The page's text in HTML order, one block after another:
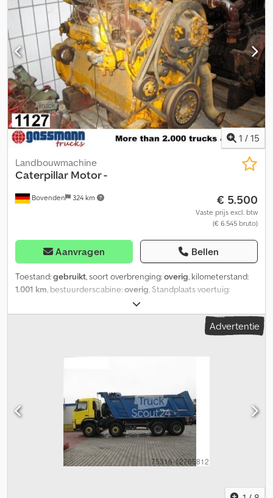
1 / 15
Bovenden 324 km
Landbouwmachine
Caterpillar Motor -
€ 5.500
Vaste prijs excl. btw
(€ 6.545 bruto)
Aanvragen Bellen
Toestand:gebruikt, soort overbrenging:overig, kilometerstand:
1.001 km , bestuurderscabine:overig , Standplaats voertuig:
Bovenden, opbouw: voor grader, 6-cilinder motor nr. 53A6019.
ACCESSOIRES-INFORMATIE ZONDER GARANTIE, wijzigingen,
tussentijdse verkoop en vergissingen voorbehouden! Dcodpei
Advertentie